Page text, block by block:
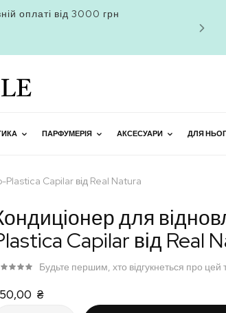
оплаті від 3000 грн
ПАРФУМЕРІЯ АКСЕСУАРИ ДЛЯ
Plastica Capilar від Real Natura
для
Capilar від Real
₴
Будьте першим, хто відгукнеться про цей